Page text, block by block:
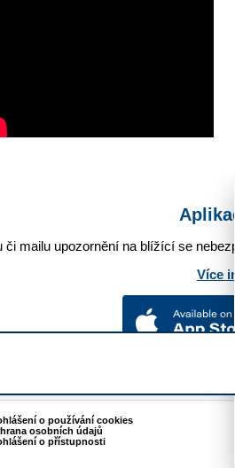
či mailu upozornění na blížící se
Více
o používání cookies
osobních údajů
o přístupnosti